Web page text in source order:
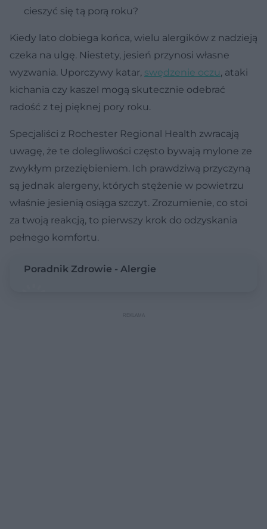
cieszyć się tą porą roku?
Kiedy lato dobiega końca, wielu alergików z nadzieją
czeka na ulgę. Niestety, jesień przynosi własne
wyzwania. Uporczywy katar, swędzenie oczu, ataki
kichania czy kaszel mogą skutecznie odebrać
radość z tej pięknej pory roku.
Specjaliści z Rochester Regional Health zwracają
uwagę, że te dolegliwości często bywają mylone ze
zwykłym przeziębieniem. Ich prawdziwą przyczyną
są jednak alergeny, których stężenie w powietrzu
właśnie jesienią osiąga szczyt. Zrozumienie, co stoi
za twoją reakcją, to pierwszy krok do odzyskania
pełnego komfortu.
Poradnik Zdrowie - Alergie